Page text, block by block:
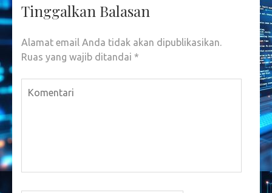
Tinggalkan Balasan
Alamat email Anda tidak akan dipublikasikan.
Ruas yang wajib ditandai *